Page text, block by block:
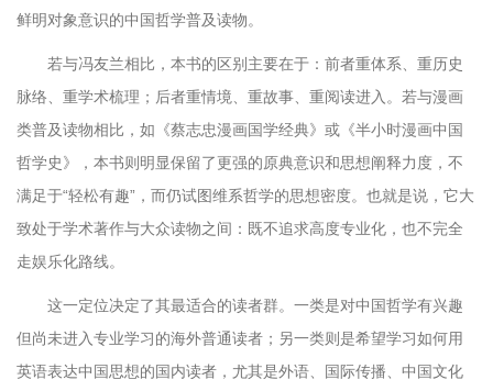
鲜明对象意识的中国哲学普及读物。
若与冯友兰相比，本书的区别主要在于：前者重体系、重历史
脉络、重学术梳理；后者重情境、重故事、重阅读进入。若与漫画
类普及读物相比，如《蔡志忠漫画国学经典》或《半小时漫画中国
哲学史》，本书则明显保留了更强的原典意识和思想阐释力度，不
满足于“轻松有趣”，而仍试图维系哲学的思想密度。也就是说，它大
致处于学术著作与大众读物之间：既不追求高度专业化，也不完全
走娱乐化路线。
这一定位决定了其最适合的读者群。一类是对中国哲学有兴趣
但尚未进入专业学习的海外普通读者；另一类则是希望学习如何用
英语表达中国思想的国内读者，尤其是外语、国际传播、中国文化